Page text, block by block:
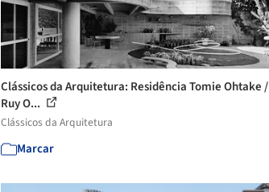
Clássicos da Arquitetura: Residência Tomie Ohtake /
Ruy O...
Clássicos da Arquitetura
Marcar